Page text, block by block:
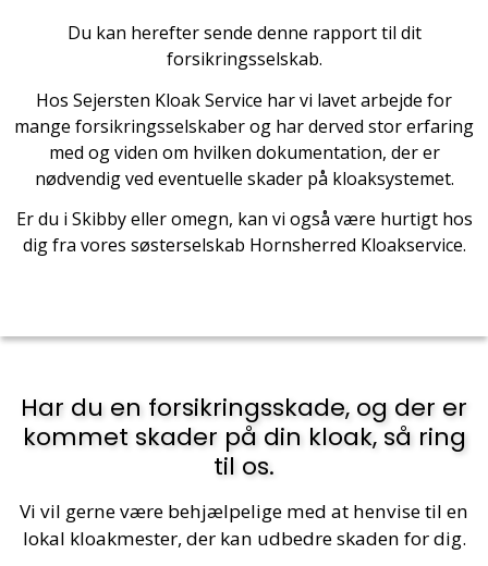
Du kan herefter sende denne rapport til dit
forsikringsselskab.
Hos Sejersten Kloak Service har vi lavet arbejde for
mange forsikringsselskaber og har derved stor erfaring
med og viden om hvilken dokumentation, der er
nødvendig ved eventuelle skader på kloaksystemet.
Er du i Skibby eller omegn, kan vi også være hurtigt hos
dig fra vores søsterselskab Hornsherred Kloakservice.
Har du en forsikringsskade, og der er
kommet skader på din kloak, så ring
til os.
Vi vil gerne være behjælpelige med at henvise til en
lokal kloakmester, der kan udbedre skaden for dig.